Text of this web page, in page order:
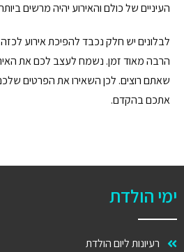
העיניים של כולם והאירוע יהיה מרשים
לבלונים יש חלק נכבד להפיכת אירוע לכזה
הרבה מאוד זמן. נשמח לעצב לכם את
שאתם רוצים. לכן השאירו את הפרטים
אתכם בהקדם.
ימי הולדת
רעיונות ליום הולדת